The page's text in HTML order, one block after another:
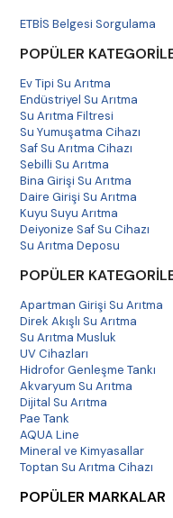
ETBİS Belgesi Sorgulama
POPÜLER
Ev Tipi Su Arıtma
Endüstriyel Su Arıtma
Su Arıtma Filtresi
Su Yumuşatma Cihazı
Saf Su Arıtma Cihazı
Sebilli Su Arıtma
Bina Girişi Su Arıtma
Daire Girişi Su Arıtma
Kuyu Suyu Arıtma
Deiyonize Saf Su Cihazı
Su Arıtma Deposu
POPÜLER
Apartman Girişi Su Arıtma
Direk Akışlı Su Arıtma
Su Arıtma Musluk
UV Cihazları
Hidrofor Genleşme Tankı
Akvaryum Su Arıtma
Dijital Su Arıtma
Pae Tank
AQUA Line
Mineral ve Kimyasallar
Toptan Su Arıtma Cihazı
POPÜLER MARKALAR